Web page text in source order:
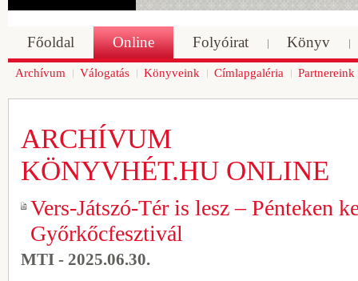
Főoldal Online Folyóirat Könyv
Archívum Válogatás Könyveink Címlapgaléria Partnereink
ARCHÍVUM
KÖNYVHÉT.HU ONLINE
Vers-Játszó-Tér is lesz – Pénteken
Győrkőcfesztivál
MTI - 2025.06.30.